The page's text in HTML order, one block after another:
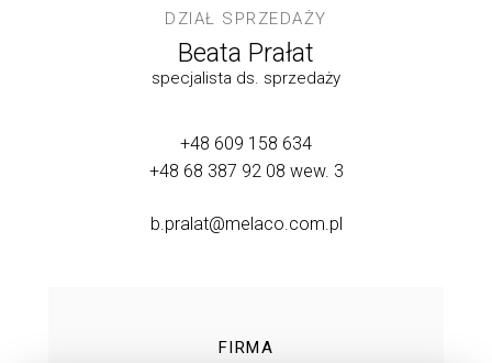
DZIAŁ SPRZEDAŻY
Beata Prałat
specjalista ds. sprzedaży
+48 609 158 634
+48 68 387 92 08 wew. 3
b.pralat@melaco.com.pl
FIRMA